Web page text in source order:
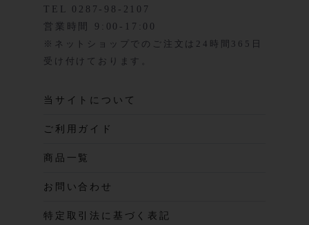
TEL 0287-98-2107
営業時間 9:00-17:00
※ネットショップでのご注文は24時間365日
受け付けております。
当サイトについて
ご利用ガイド
商品一覧
お問い合わせ
特定取引法に基づく表記